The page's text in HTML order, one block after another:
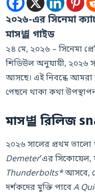
২০২৬-এর সিনেমা
মাস별 গাইড
২৪ মে, ২০২৬ – সিনেমা
শিডিউল অনুযায়ী, ২০২৬
আসছে। এই নিবন্ধে আমরা
পেছনে থাকা কথা
মাস별 রিলিজ
২০২৬ সালের প্রথম
Demeter’এর সিকোয়েল,
Thunderbolts*আসবে,
দর্শকদের মুক্তি পাবেA